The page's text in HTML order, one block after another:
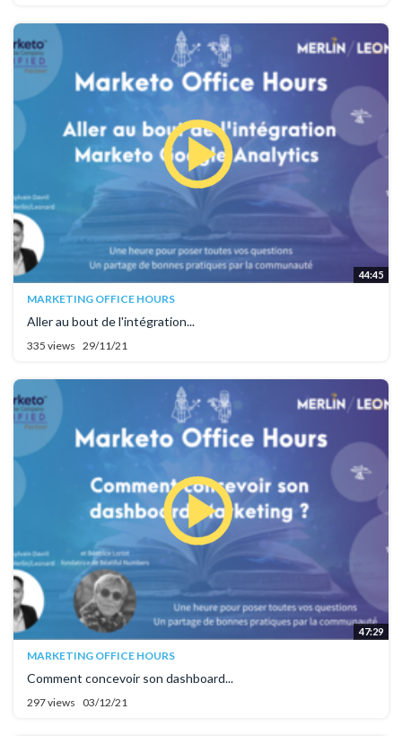
44:45
MARKETING OFFICE HOURS
Aller au bout de l'intégration...
335 views 29/11/21
47:29
MARKETING OFFICE HOURS
Comment concevoir son dashboard...
297 views 03/12/21